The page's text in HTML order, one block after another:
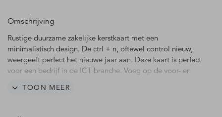
Omschrijving
Rustige duurzame zakelijke kerstkaart met een
minimalistisch design. De ctrl + n, oftewel control nieuw,
weergeeft perfect het nieuwe jaar aan. Deze kaart is perfect
voor een bedrijf in de ICT branche. Voeg op de voor- en
TOON MEER